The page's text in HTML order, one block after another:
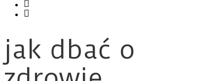
jak dbać o